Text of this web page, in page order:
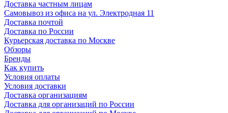
Доставка частным лицам
Самовывоз из офиса на ул. Электродная 11
Доставка почтой
Доставка по России
Курьерская доставка по Москве
Обзоры
Бренды
Как купить
Условия оплаты
Условия доставки
Доставка организациям
Доставка для организаций по России